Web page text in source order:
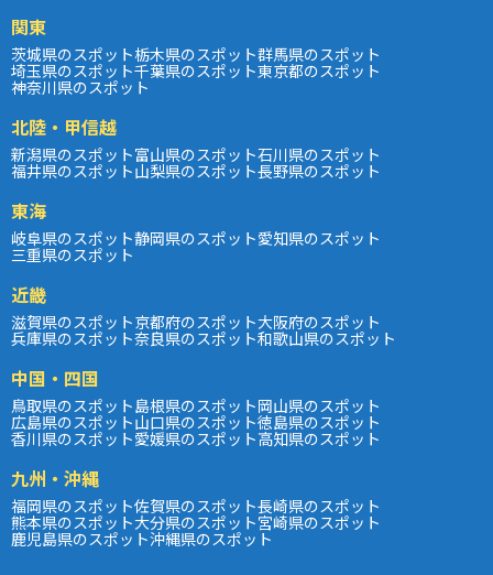
関東
茨城県のスポット栃木県のスポット群馬県のスポット
埼玉県のスポット千葉県のスポット東京都のスポット
神奈川県のスポット
北陸・甲信越
新潟県のスポット富山県のスポット石川県のスポット
福井県のスポット山梨県のスポット長野県のスポット
東海
岐阜県のスポット静岡県のスポット愛知県のスポット
三重県のスポット
近畿
滋賀県のスポット京都府のスポット大阪府のスポット
兵庫県のスポット奈良県のスポット和歌山県のスポット
中国・四国
鳥取県のスポット島根県のスポット岡山県のスポット
広島県のスポット山口県のスポット徳島県のスポット
香川県のスポット愛媛県のスポット高知県のスポット
九州・沖縄
福岡県のスポット佐賀県のスポット長崎県のスポット
熊本県のスポット大分県のスポット宮崎県のスポット
鹿児島県のスポット沖縄県のスポット